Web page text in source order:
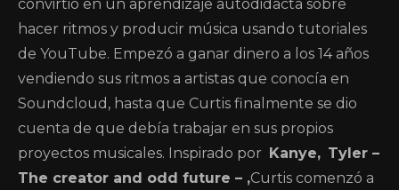
convirtió en un aprendizaje autodidacta sobre
hacer ritmos y producir música usando tutoriales
de YouTube. Empezó a ganar dinero a los 14 años
vendiendo sus ritmos a artistas que conocía en
Soundcloud, hasta que Curtis finalmente se dio
cuenta de que debía trabajar en sus propios
proyectos musicales. Inspirado por
Kanye, Tyler –
The creator and odd future – ,Curtis comenzó a